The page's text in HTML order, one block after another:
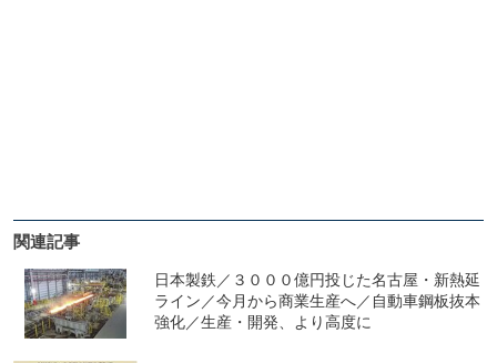
関連記事
日本製鉄／３０００億円投じた名古屋・新熱延
ライン／今月から商業生産へ／自動車鋼板抜本
強化／生産・開発、より高度に